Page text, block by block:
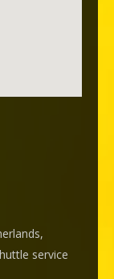
service